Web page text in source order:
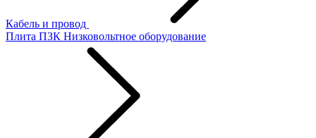
Кабель и провод
Плита ПЗК Низковольтное оборудование